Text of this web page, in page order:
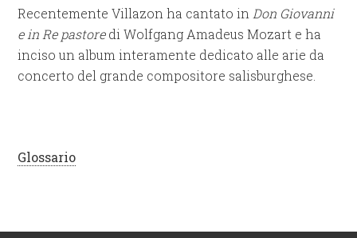
Recentemente Villazon ha cantato in Don Giovanni
e in Re pastoredi Wolfgang Amadeus Mozart e ha
inciso un album interamente dedicato alle arie da
concerto del grande compositore salisburghese.
Glossario